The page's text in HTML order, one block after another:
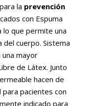
la prevención
con Espuma
lo que permite una
del cuerpo. Sistema
una mayor
de Látex. Junto
hacen de
para pacientes con
indicado para